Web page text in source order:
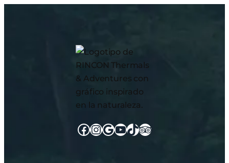
Facebook
Instagram
Google
YouTube
TikTok
TripAdvisor